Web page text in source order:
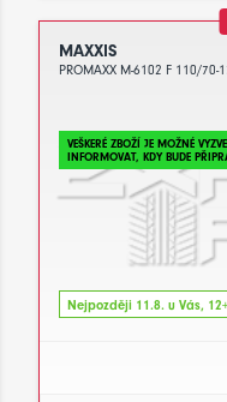
MAXXIS
PROMAXX M-6102 F 110/70-
VEŠKERÉ ZBOŽÍ JE MOŽNÉ
INFORMOVAT, KDY BUDE
Nejpozději 11.8. u Vás,